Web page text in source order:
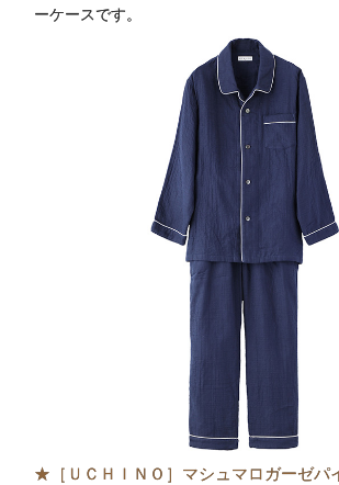
ーケースです。
★［ＵＣＨＩＮＯ］マシュマロガーゼパ